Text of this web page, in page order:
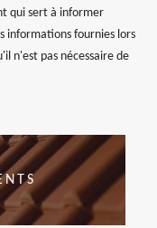
qui sert à informer
informations fournies lors
n'est pas nécessaire de